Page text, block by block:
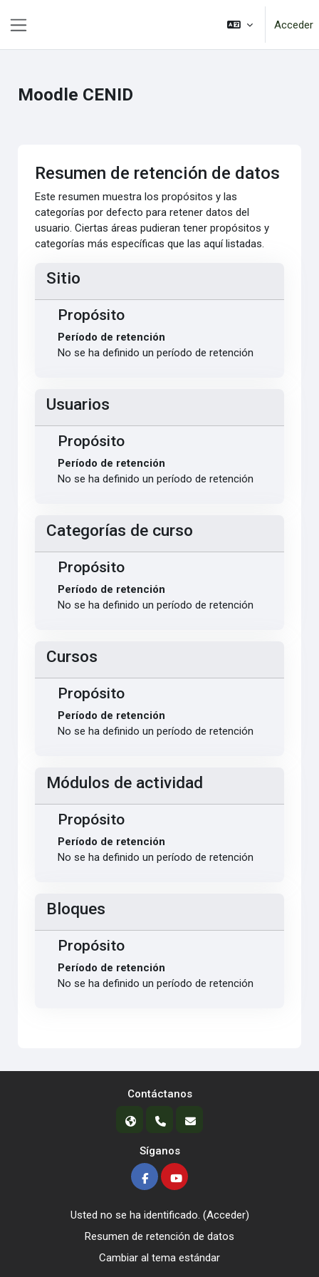
Acceder
Moodle CENID
Resumen de retención de datos
Este resumen muestra los propósitos y las
categorías por defecto para retener datos del
usuario. Ciertas áreas pudieran tener propósitos y
categorías más específicas que las aquí listadas.
Sitio
Propósito
Período de retención
No se ha definido un período de retención
Usuarios
Propósito
Período de retención
No se ha definido un período de retención
Categorías de curso
Propósito
Período de retención
No se ha definido un período de retención
Cursos
Propósito
Período de retención
No se ha definido un período de retención
Módulos de actividad
Propósito
Período de retención
No se ha definido un período de retención
Bloques
Propósito
Período de retención
No se ha definido un período de retención
Contáctanos
Síganos
Usted no se ha identificado. (Acceder)
Resumen de retención de datos
Cambiar al tema estándar